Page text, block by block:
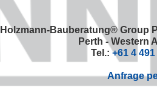
Holzmann-Bauberatung® Group
Perth - Western
Tel.:+61 4
Anfrage